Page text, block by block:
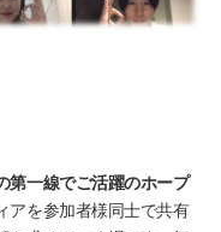
第一線でご活躍のホープ
アを参加者様同士で共有